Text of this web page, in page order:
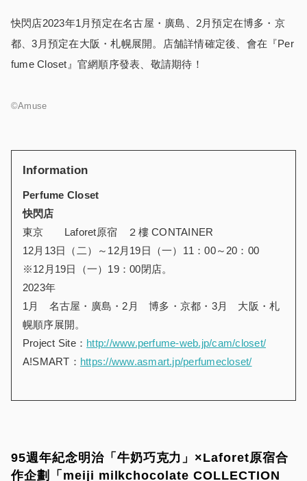
快閃店2023年1月預定在名古屋・廣島、2月預定在博多・京
都、3月預定在大阪・札幌展開。店舗詳情確定後、會在『Per
fume Closet』官網順序發表、敬請期待！
©Amuse
Information
Perfume Closet
快閃店
東京 Laforet原宿 ２樓 CONTAINER
12月13日（二）～12月19日（一）11：00～20：00
※12月19日（一）19：00閉店。
2023年
1月 名古屋・廣島・2月 博多・京都・3月 大阪・札
幌順序展開。
Project Site： http://www.perfume-web.jp/cam/closet/
A!SMART： https://www.asmart.jp/perfumecloset/
95週年紀念明治「牛奶巧克力」×Laforet原宿合
作企劃「meiji milkchocolate COLLECTION